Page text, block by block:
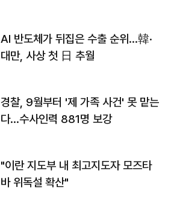
AI 반도체가 뒤집은 수출 순위…韓·
대만, 사상 첫 日 추월
경찰, 9월부터 '제 가족 사건' 못 맡는
다…수사인력 881명 보강
"이란 지도부 내 최고지도자 모즈타
바 위독설 확산"